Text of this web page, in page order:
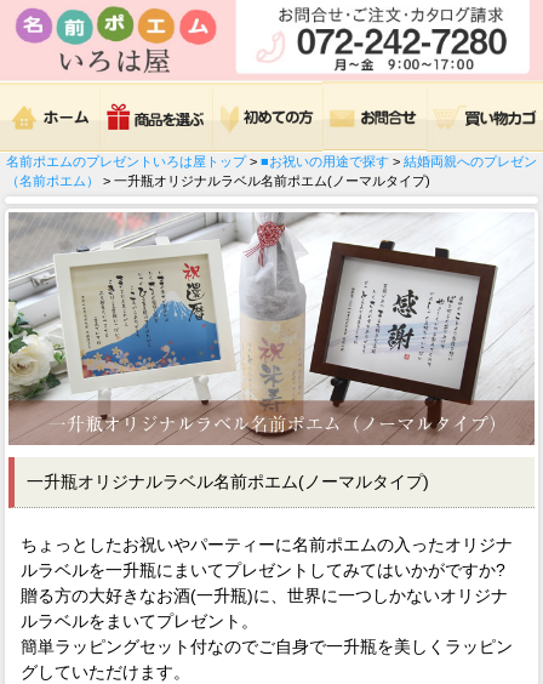
名前ポエムのプレゼントいろは屋トップ> ■お祝いの用途で探す > 結婚両親へのプレゼン
（名前ポエム）
> 一升瓶オリジナルラベル名前ポエム(ノーマルタイプ)
一升瓶オリジナルラベル名前ポエム(ノーマルタイプ)
ちょっとしたお祝いやパーティーに名前ポエムの入ったオリジナ
ルラベルを一升瓶にまいてプレゼントしてみてはいかがですか?
贈る方の大好きなお酒(一升瓶)に、世界に一つしかないオリジナ
ルラベルをまいてプレゼント。
簡単ラッピングセット付なのでご自身で一升瓶を美しくラッピン
グしていただけます。